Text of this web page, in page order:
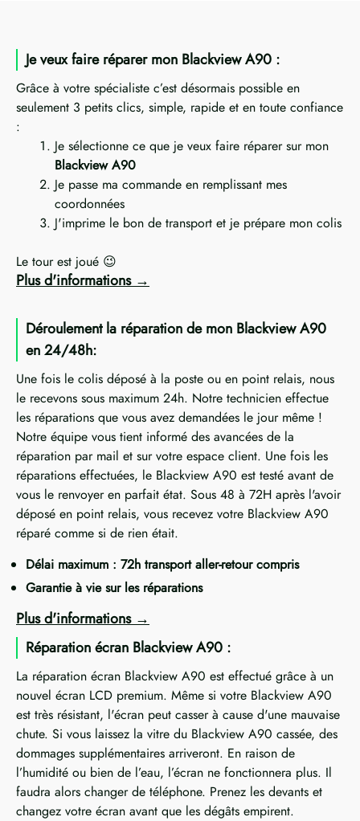
Je veux faire réparer mon Blackview A90 :
Grâce à votre spécialiste c’est désormais possible en
seulement 3 petits clics, simple, rapide et en toute confiance
:
Je sélectionne ce que je veux faire réparer sur mon
Blackview A90
Je passe ma commande en remplissant mes
coordonnées
J'imprime le bon de transport et je prépare mon colis
Le tour est joué 😉
Plus d'informations
Déroulement la réparation de mon Blackview A90
en 24/48h:
Une fois le colis déposé à la poste ou en point relais, nous
le recevons sous maximum 24h. Notre technicien effectue
les réparations que vous avez demandées le jour même !
Notre équipe vous tient informé des avancées de la
réparation par mail et sur votre espace client. Une fois les
réparations effectuées, le Blackview A90 est testé avant de
vous le renvoyer en parfait état. Sous 48 à 72H après l'avoir
déposé en point relais, vous recevez votre Blackview A90
réparé comme si de rien était.
Délai maximum : 72h transport aller-retour compris
Garantie à vie sur les réparations
Plus d'informations
Réparation écran Blackview A90 :
La réparation écran Blackview A90 est effectué grâce à un
nouvel écran LCD premium. Même si votre Blackview A90
est très résistant, l'écran peut casser à cause d'une mauvaise
chute. Si vous laissez la vitre du Blackview A90 cassée, des
dommages supplémentaires arriveront. En raison de
l’humidité ou bien de l’eau, l’écran ne fonctionnera plus. Il
faudra alors changer de téléphone. Prenez les devants et
changez votre écran avant que les dégâts empirent.